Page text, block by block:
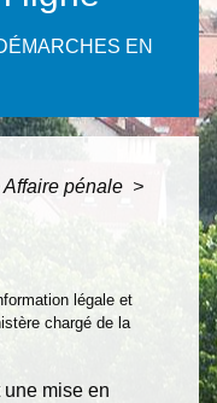
EN
Affaire pénale >
légale et
chargé de la
mise en